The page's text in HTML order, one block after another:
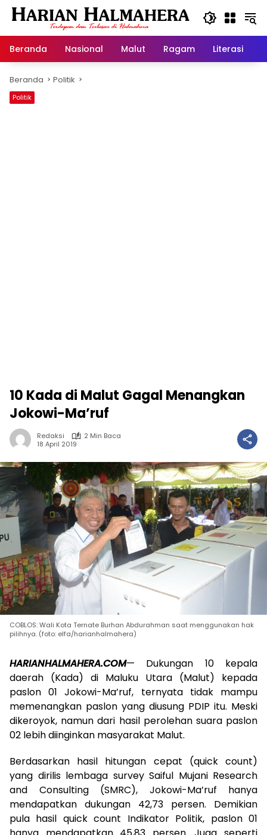
Langsung
Beranda
Nasional Malut Ragam Literasi
Beranda Politik
Politik
10 Kada di Malut Gagal Menangkan
Jokowi-Ma’ruf
Redaksi
2 Min Baca
18 April 2019
COBLOS: Wali Kota Ternate Burhan Abdurahman saat menggunakan hak
pilihnya. (foto: elfa/harianhalmahera)
HARIANHALMAHERA.COM— Dukungan 10 kepala
daerah (Kada) di Maluku Utara (Malut) kepada
paslon 01 Jokowi-Ma’ruf, ternyata tidak mampu
memenangkan paslon yang diusung PDIP itu. Meski
dikeroyok, namun dari hasil perolehan suara paslon
02 lebih diinginkan masyarakat Malut.
Berdasarkan hasil hitungan cepat (quick count)
yang dirilis lembaga survey Saiful Mujani Research
and Consulting (SMRC), Jokowi-Ma’ruf hanya
mendapatkan dukungan 42,73 persen. Demikian
pula hasil quick count Indikator Politik, paslon 01